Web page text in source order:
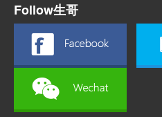
Follow生哥